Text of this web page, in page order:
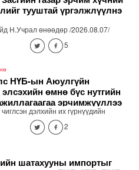
тууштай үргэлжлүүлнэ
Н.Учрал өнөөдөр /2026.08.07/
д ажиллаж, өвөлжилтийн бэлтгэл
5
НҮБ-ын Аюулгүйн
өмнө бүс нутгийн
эрчимжүүллээ
дэлхийн их гүрнүүдийн
болон эдийн засгийн ач холбогдол
Ази + их гүрнүүд” хэлбэрийн
Улс олон улсын хамтын
нэр хүндээ бэхжүүлж, бүс нутгийн
институцийн хөгжлийг
2
шатахууны импортыг